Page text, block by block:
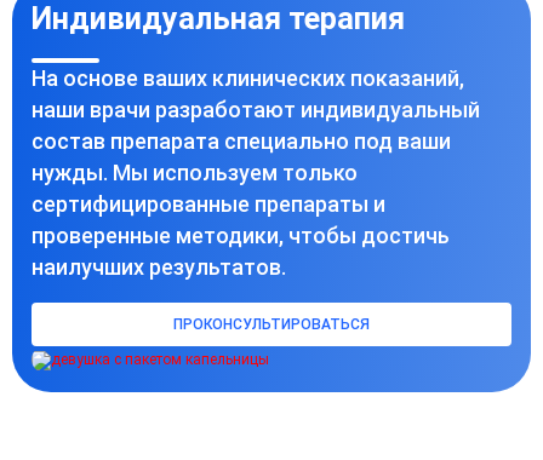
Индивидуальная терапия
На основе ваших клинических показаний,
наши врачи разработают индивидуальный
состав препарата специально под ваши
нужды. Мы используем только
сертифицированные препараты и
проверенные методики, чтобы достичь
наилучших результатов.
ПРОКОНСУЛЬТИРОВАТЬСЯ